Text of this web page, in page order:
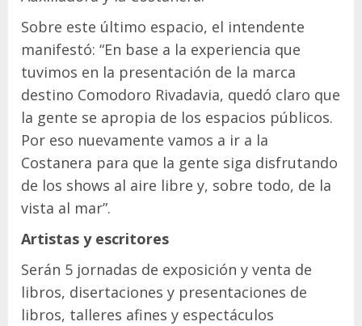
Sobre este último espacio, el intendente
manifestó: “En base a la experiencia que
tuvimos en la presentación de la marca
destino Comodoro Rivadavia, quedó claro que
la gente se apropia de los espacios públicos.
Por eso nuevamente vamos a ir a la
Costanera para que la gente siga disfrutando
de los shows al aire libre y, sobre todo, de la
vista al mar”.
Artistas y escritores
Serán 5 jornadas de exposición y venta de
libros, disertaciones y presentaciones de
libros, talleres afines y espectáculos